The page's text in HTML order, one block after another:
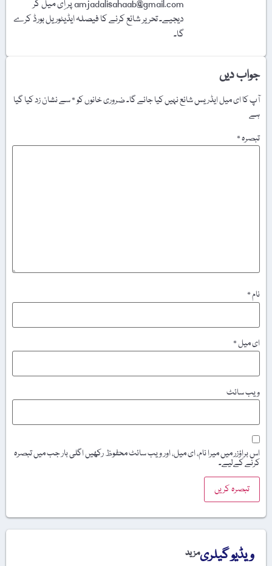
amjadalisahaab@gmail.com پر اِی میل کر
دیجیے۔ تحریر شائع کرنے کا فیصلہ ایڈیٹوریل بورڈ کرے
گا۔
جواب دیں
آپ کا ای میل ایڈریس شائع نہیں کیا جائے گا۔ضروری خانوں کو*سے نشان زد کیا گیا
ہے
تبصرہ*
نام*
ای میل*
ویب‌ سائٹ
اس براؤزر میں میرا نام، ای میل، اور ویب سائٹ محفوظ رکھیں اگلی بار جب میں تبصرہ
کرنے کےلیے۔
ویڈیو گیلریمزید